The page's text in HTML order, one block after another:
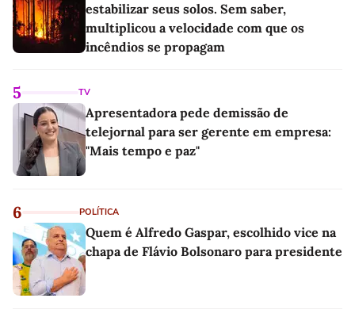
estabilizar seus solos. Sem saber,
multiplicou a velocidade com que os
incêndios se propagam
5 TV
Apresentadora pede demissão de
telejornal para ser gerente em empresa:
"Mais tempo e paz"
6 POLÍTICA
Quem é Alfredo Gaspar, escolhido vice na
chapa de Flávio Bolsonaro para presidente